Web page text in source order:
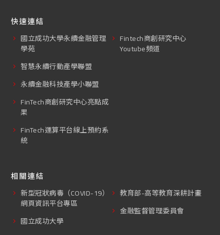
快速連結
國立成功大學永續金融管理
學苑
智慧永續行動產學聯盟
永續金融科技產學小聯盟
FinTech商創研究中心亮點成
果
FinTech運算平台線上預約系
統
Fintech商創研究中心
Youtube頻道
相關連結
新型冠狀病毒（COVID-19）
網頁資訊平台專區
國立成功大學
教育部-高等教育深耕計畫
金融監督管理委員會